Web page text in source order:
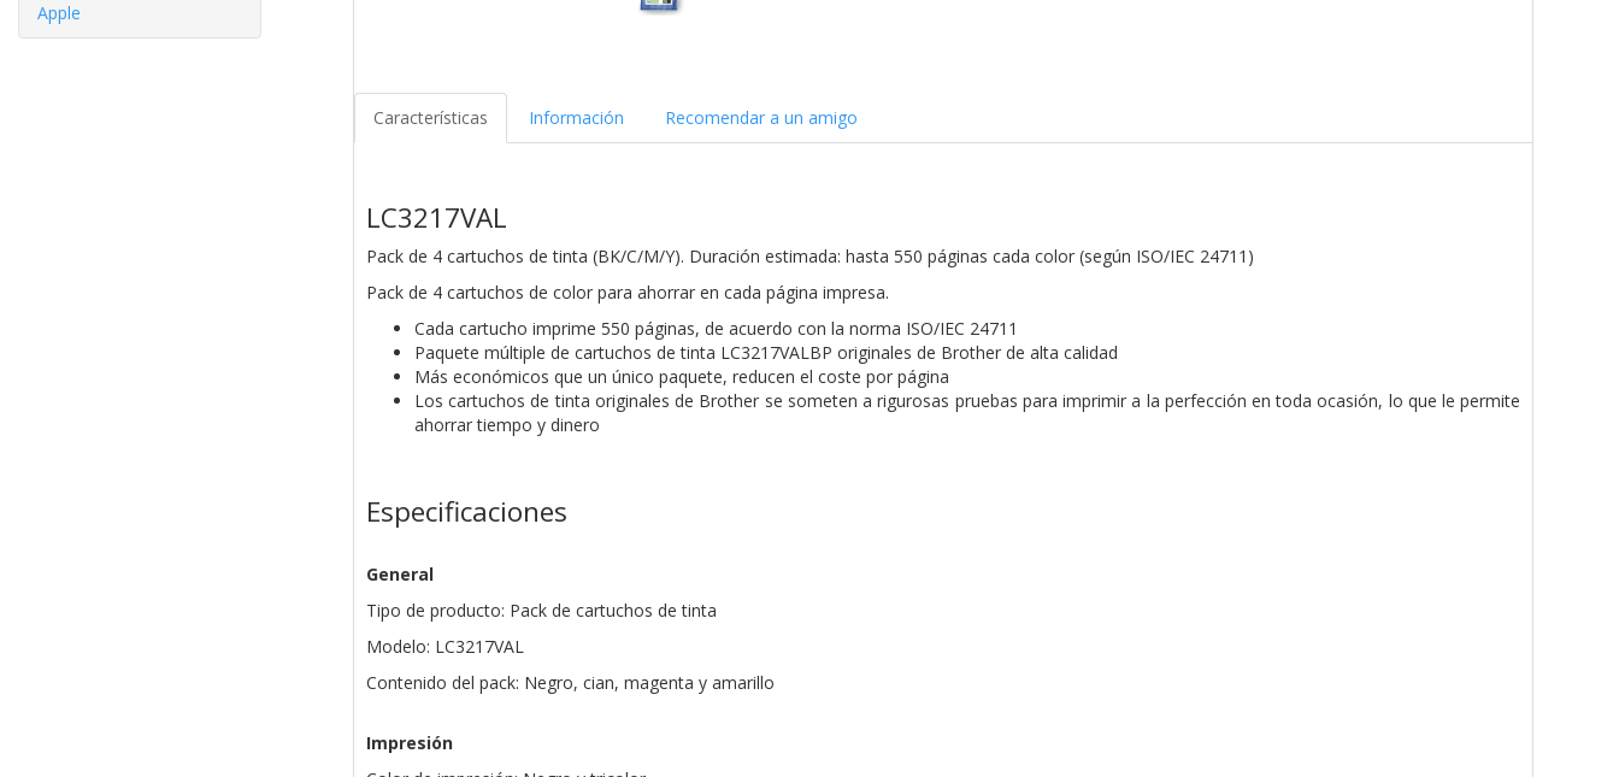
Apple
Características Información Recomendar a un amigo
LC3217VAL
Pack de 4 cartuchos de tinta (BK/C/M/Y). Duración estimada: hasta 550 páginas cada color (según ISO/IEC 24711)
Pack de 4 cartuchos de color para ahorrar en cada página impresa.
Cada cartucho imprime 550 páginas, de acuerdo con la norma ISO/IEC 24711
Paquete múltiple de cartuchos de tinta LC3217VALBP originales de Brother de alta calidad
Más económicos que un único paquete, reducen el coste por página
Los cartuchos de tinta originales de Brother se someten a rigurosas pruebas para imprimir a la perfección en toda ocasión, lo que le permite
ahorrar tiempo y dinero
Especificaciones
General
Tipo de producto: Pack de cartuchos de tinta
Modelo: LC3217VAL
Contenido del pack: Negro, cian, magenta y amarillo
Impresión